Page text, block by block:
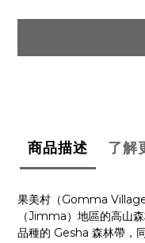
商品描述 了解
果美村（ Gomma
（Jimma ）地區的高山
品種的 Gesha 森林帶，